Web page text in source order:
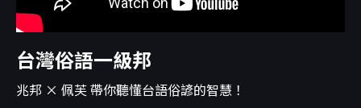
台灣俗語一級邦
兆邦 × 佩芙 帶你聽懂台語俗諺的智慧！